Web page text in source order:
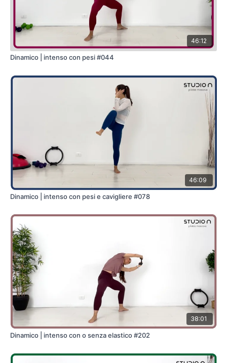
46:12
Dinamico | intenso con pesi #044
46:09
Dinamico | intenso con pesi e cavigliere #078
38:01
Dinamico | intenso con o senza elastico #202